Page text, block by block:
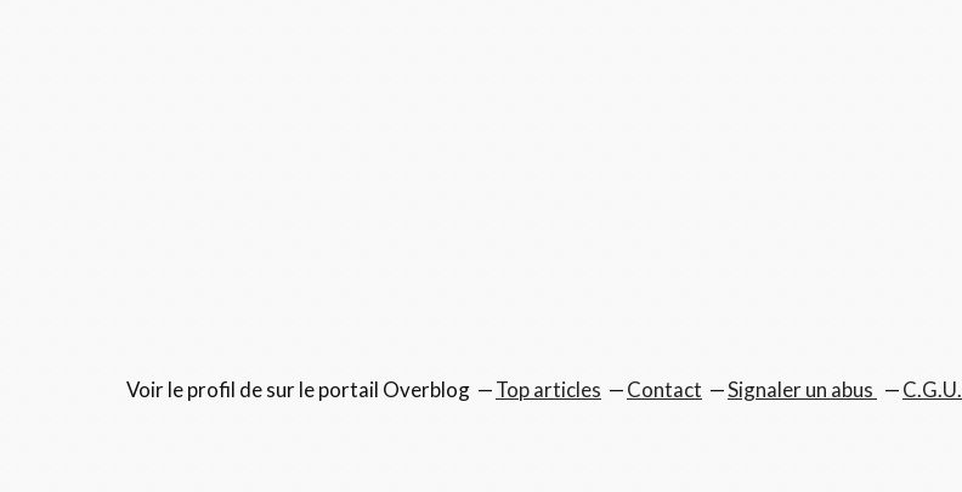
Voir le profil desur le portail Overblog Top articles Contact Signaler un abus C.G.U.